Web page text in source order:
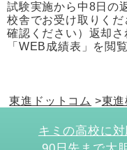
試験実施から中8日の
校舎でお受け取りく
確認ください）返却
「WEB成績表」を閲
東進ドットコム 東
キミの高校に